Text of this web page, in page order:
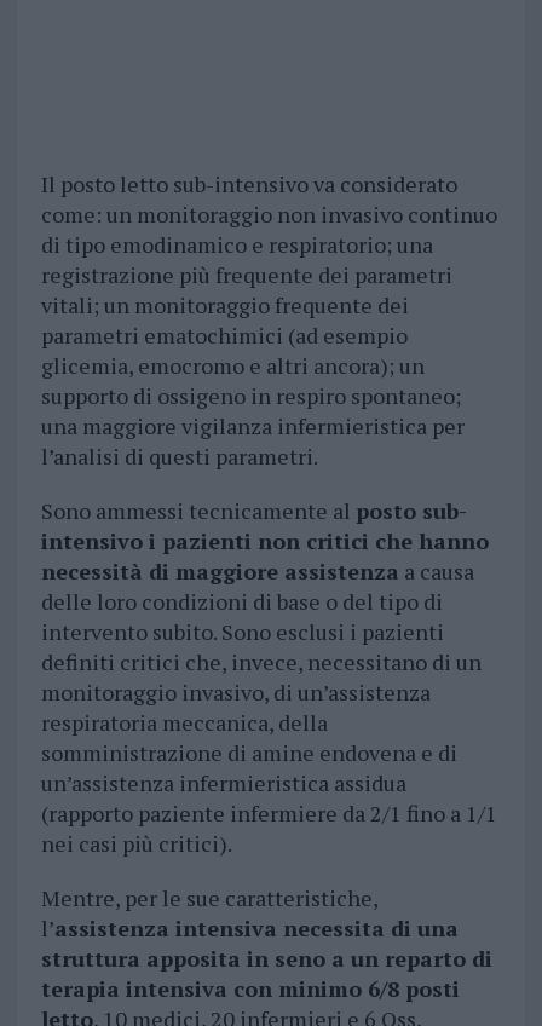
Il posto letto sub-intensivo va considerato
come: un monitoraggio non invasivo continuo
di tipo emodinamico e respiratorio; una
registrazione più frequente dei parametri
vitali; un monitoraggio frequente dei
parametri ematochimici (ad esempio
glicemia, emocromo e altri ancora); un
supporto di ossigeno in respiro spontaneo;
una maggiore vigilanza infermieristica per
l’analisi di questi parametri.
Sono ammessi tecnicamente al posto sub-
intensivo i pazienti non critici che hanno
necessità di maggiore assistenza a causa
delle loro condizioni di base o del tipo di
intervento subito. Sono esclusi i pazienti
definiti critici che, invece, necessitano di un
monitoraggio invasivo, di un’assistenza
respiratoria meccanica, della
somministrazione di amine endovena e di
un’assistenza infermieristica assidua
(rapporto paziente infermiere da 2/1 fino a 1/1
nei casi più critici).
Mentre, per le sue caratteristiche,
l’assistenza intensiva necessita di una
struttura apposita in seno a un reparto di
terapia intensiva con minimo 6/8 posti
letto, 10 medici, 20 infermieri e 6 Oss,